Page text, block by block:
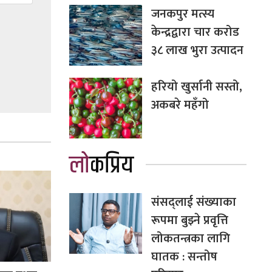
जनकपुर मत्स्य
केन्द्रद्वारा चार करोड
३८ लाख भुरा उत्पादन
हरियो खुर्सानी सस्तो,
अकबरे महँगो
लोकप्रिय
संसद्लाई संख्याका
रूपमा बुझ्ने प्रवृत्ति
लोकतन्त्रका लागि
घातक : सन्तोष